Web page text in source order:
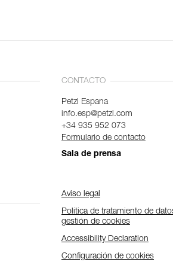
CONTACTO
Petzl Espana
info.esp@petzl.com
+34 935 952 073
Formulario de contacto
Sala de prensa
Aviso legal
Política de tratamiento de
gestión de cookies
Accessibility Declaration
Configuración de cookies